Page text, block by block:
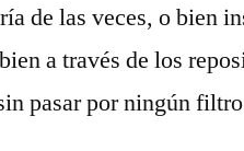
de las veces, o bien
a través de los
pasar por ningún